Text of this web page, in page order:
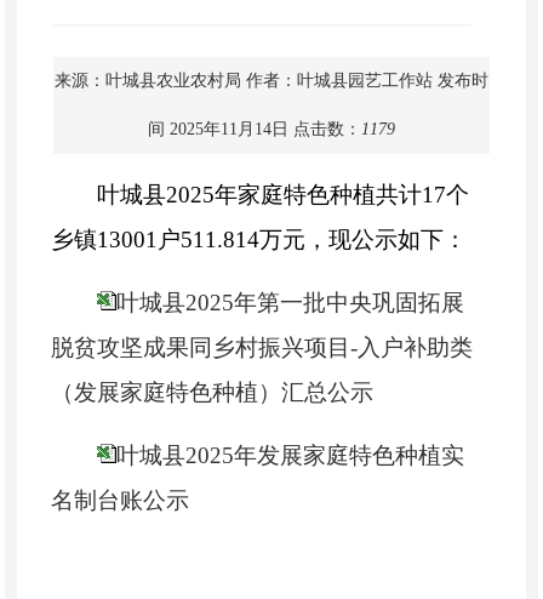
来源：叶城县农业农村局 作者：叶城县园艺工作站 发布时
间 2025年11月14日 点击数： 1179
叶城县2025年家庭特色种植共计17个
乡镇13001户511.814万元，现公示如下：
叶城县2025年第一批中央巩固拓展
脱贫攻坚成果同乡村振兴项目-入户补助类
（发展家庭特色种植）汇总公示
叶城县2025年发展家庭特色种植实
名制台账公示